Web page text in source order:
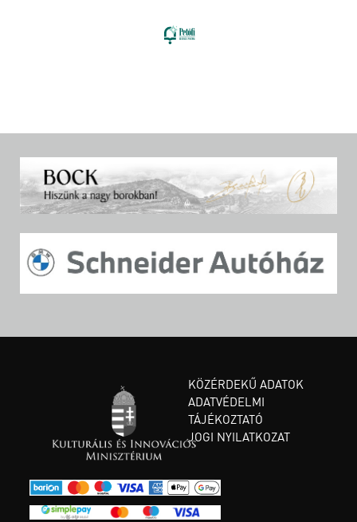
KÖZÉRDEKŰ ADATOK
ADATVÉDELMI
TÁJÉKOZTATÓ
JOGI NYILATKOZAT